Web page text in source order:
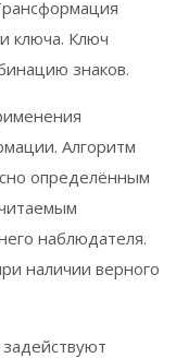
ключа. Ключ
знаков.
Алгоритм
определённым
наблюдателя.
наличии верного